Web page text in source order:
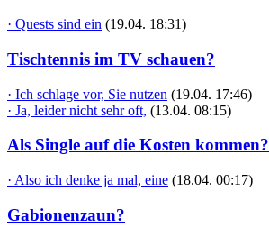
· Quests sind ein (19.04. 18:31)
Tischtennis im TV schauen?
· Ich schlage vor, Sie nutzen (19.04. 17:46)
· Ja, leider nicht sehr oft, (13.04. 08:15)
Als Single auf die Kosten kommen?
· Also ich denke ja mal, eine (18.04. 00:17)
Gabionenzaun?